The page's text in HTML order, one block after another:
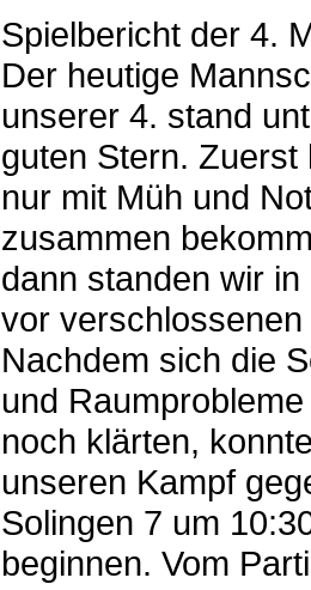
Spielbericht der 4.
Der heutige
unserer 4. stand
guten Stern. Zuerst
nur mit Müh und
zusammen
dann standen wir in
vor verschlossenen
Nachdem sich die
und
noch klärten,
unseren Kampf
Solingen 7 um
beginnen. Vom